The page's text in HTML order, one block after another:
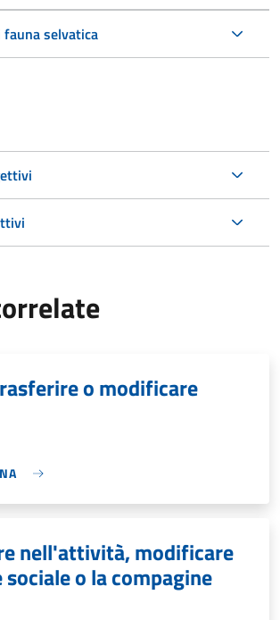
selvatica
o modificare
nell'attività, modificare
o la compagine